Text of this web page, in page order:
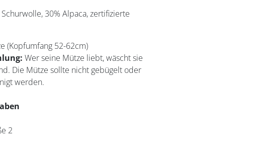
30% Alpaca, zertifizierte
(Kopfumfang 52-62cm)
Wer seine Mütze liebt, wäscht sie
Die Mütze sollte nicht gebügelt oder
werden.
2